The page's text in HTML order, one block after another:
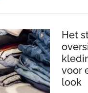
van
goed
passende
onderkleding
in
Het
voor
look